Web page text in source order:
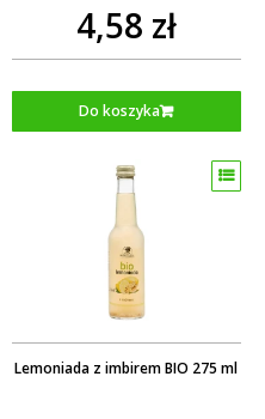
4,58 zł
Do koszyka
Lemoniada z imbirem BIO 275 ml